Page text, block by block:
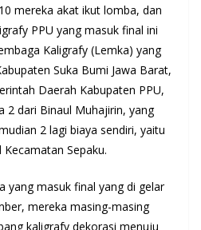
mereka akat ikut lomba, dan
PPU yang masuk final ini
Kaligrafy (Lemka) yang
Suka Bumi Jawa Barat,
Daerah Kabupaten PPU,
2 dari Binaul Muhajirin, yang
2 lagi biaya sendiri, yaitu
Sepaku.
yang masuk final yang di gelar
mereka masing-masing
kaligrafy dekorasi menuju